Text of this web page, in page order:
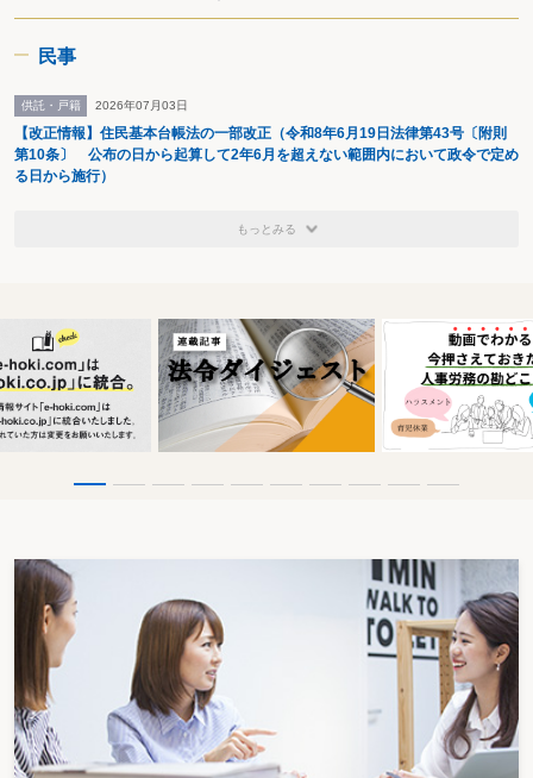
民事
供託・戸籍 2026年07月03日
【改正情報】住民基本台帳法の一部改正（令和8年6月19日法律第43号〔附則
第10条〕 公布の日から起算して2年6月を超えない範囲内において政令で定め
る日から施行）
もっとみる